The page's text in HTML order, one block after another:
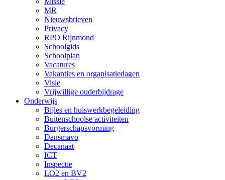
MR
Nieuwsbrieven
Privacy
RPO Rijnmond
Schoolgids
Schoolplan
Vacatures
Vakanties en organisatiedagen
Visie
Vrijwillige ouderbijdrage
Onderwijs
Bijles en huiswerkbegeleiding
Buitenschoolse activiteiten
Burgerschapsvorming
Dansmavo
Decanaat
ICT
Inspectie
LO2 en BV2